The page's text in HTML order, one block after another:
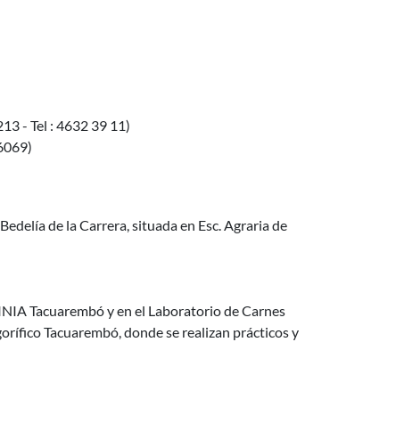
- Tel : 4632 39 11)
de la Carrera, situada en Esc. Agraria de
Tacuarembó y en el Laboratorio de Carnes
Tacuarembó, donde se realizan prácticos y